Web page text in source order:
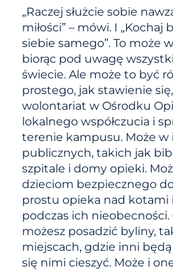
„Raczej służcie sobie
miłości” – mówi. I
siebie samego”. To może
biorąc pod uwagę
świecie. Ale może to być
prostego, jak stawienie
wolontariat w Ośrodku
lokalnego współczucia i
terenie kampusu. Może
publicznych, takich jak
szpitale i domy opieki.
dzieciom bezpiecznego
prostu opieka nad kotami
podczas ich nieobecności.
możesz posadzić byliny,
miejscach, gdzie inni
się nimi cieszyć. Może i